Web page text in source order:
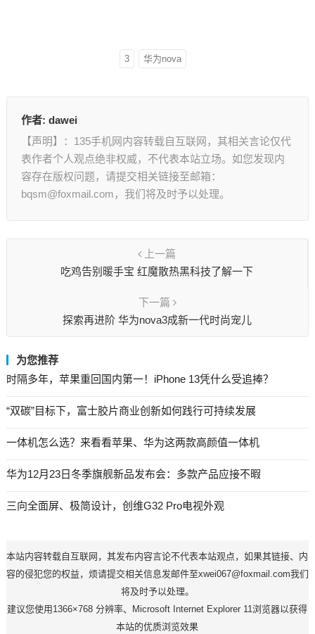
3 华为nova
作者: dawei
【声明】：135手机网内容转载自互联网，其相关言论仅代
表作者个人观点绝非权威，不代表本站立场。如您发现内
容存在版权问题，请提交相关链接至邮箱：
bqsm@foxmail.com，我们将及时予以处理。
上一篇
吃鸡告别暖手宝 红魔散热黑科技了解一下
下一篇
探索再进阶 华为nova3成新一代时尚宠儿
为您推荐
时隔多年，苹果重回国内第一！iPhone 13凭什么受追捧？
“双碳”目标下，富士胶片商业创新如何践行可持续发展
一体机怎么选？来看看苹果、华为这两款高颜值一体机
华为12月23日冬季旗舰新品发布会：多款产品应接不暇
三向全面屏、极简设计，创维G32 Pro电视外观
本站内容转载自互联网，其发布内容言论不代表本站观点，如果其链接、内
容的侵犯您的权益，烦请提交相关信息发邮件至xwei067@foxmail.com我们
将及时予以处理。
建议您使用1366×768 分辨率、Microsoft Internet Explorer 11浏览器以获得
本站的优质浏览效果